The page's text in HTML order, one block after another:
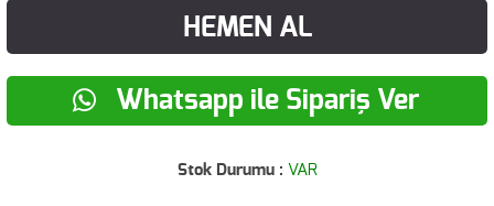
HEMEN AL
Whatsapp ile Sipariş Ver
Stok Durumu : VAR